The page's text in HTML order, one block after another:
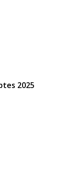
2025